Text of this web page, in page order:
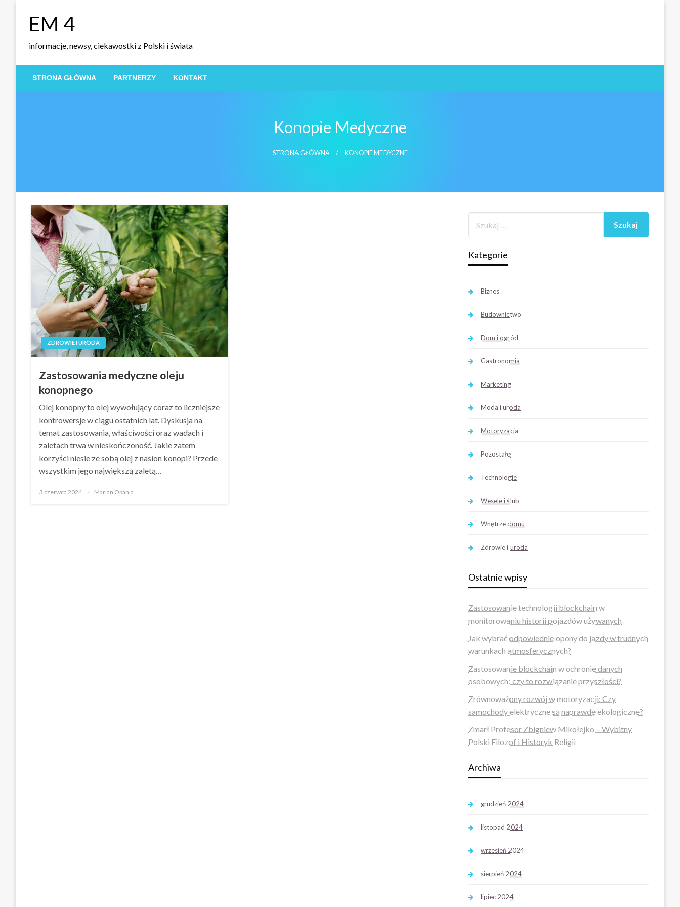
EM 4
informacje, newsy, ciekawostki z Polski i świata
STRONA GŁÓWNA PARTNERZY KONTAKT
Konopie Medyczne
STRONA GŁÓWNA KONOPIE MEDYCZNE
ZDROWIE I URODA
Zastosowania medyczne oleju
konopnego
Olej konopny to olej wywołujący coraz to liczniejsze
kontrowersje w ciągu ostatnich lat. Dyskusja na
temat zastosowania, właściwości oraz wadach i
zaletach trwa w nieskończoność. Jakie zatem
korzyści niesie ze sobą olej z nasion konopi? Przede
wszystkim jego największą zaletą…
Opublikowane
3 czerwca 2024 Marian Opania
Kategorie
Biznes
Budownictwo
Dom i ogród
Gastronomia
Marketing
Moda i uroda
Motoryzacja
Pozostałe
Technologie
Wesele i ślub
Wnętrze domu
Zdrowie i uroda
Ostatnie wpisy
Zastosowanie technologii blockchain w
monitorowaniu historii pojazdów używanych
Jak wybrać odpowiednie opony do jazdy w trudnych
warunkach atmosferycznych?
Zastosowanie blockchain w ochronie danych
osobowych: czy to rozwiązanie przyszłości?
Zrównoważony rozwój w motoryzacji: Czy
samochody elektryczne są naprawdę ekologiczne?
Zmarł Profesor Zbigniew Mikołejko – Wybitny
Polski Filozof i Historyk Religii
Archiwa
grudzień 2024
listopad 2024
wrzesień 2024
sierpień 2024
lipiec 2024